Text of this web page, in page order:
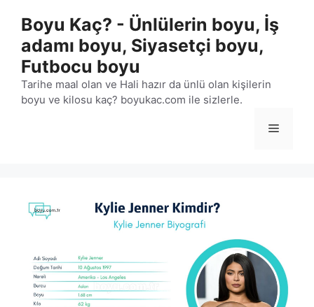
Boyu Kaç? - Ünlülerin boyu, İş
adamı boyu, Siyasetçi boyu,
Futbocu boyu
Tarihe maal olan ve Hali hazır da ünlü olan kişilerin
boyu ve kilosu kaç? boyukac.com ile sizlerle.
Menü